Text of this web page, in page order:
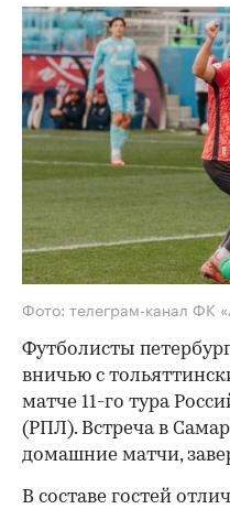
Фото: телеграм-канал ФК
Футболисты
вничью с
матче 11-го тура
(РПЛ). Встреча в
домашние матчи,
В составе гостей